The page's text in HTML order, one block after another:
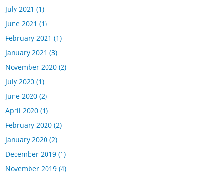
July 2021 (1)
June 2021 (1)
February 2021 (1)
January 2021 (3)
November 2020 (2)
July 2020 (1)
June 2020 (2)
April 2020 (1)
February 2020 (2)
January 2020 (2)
December 2019 (1)
November 2019 (4)